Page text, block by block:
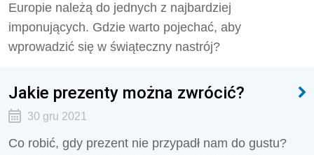
Europie należą do jednych z najbardziej
imponujących. Gdzie warto pojechać, aby
wprowadzić się w świąteczny nastrój?
Jakie prezenty można zwrócić?
30 gru 2021
Co robić, gdy prezent nie przypadł nam do gustu?